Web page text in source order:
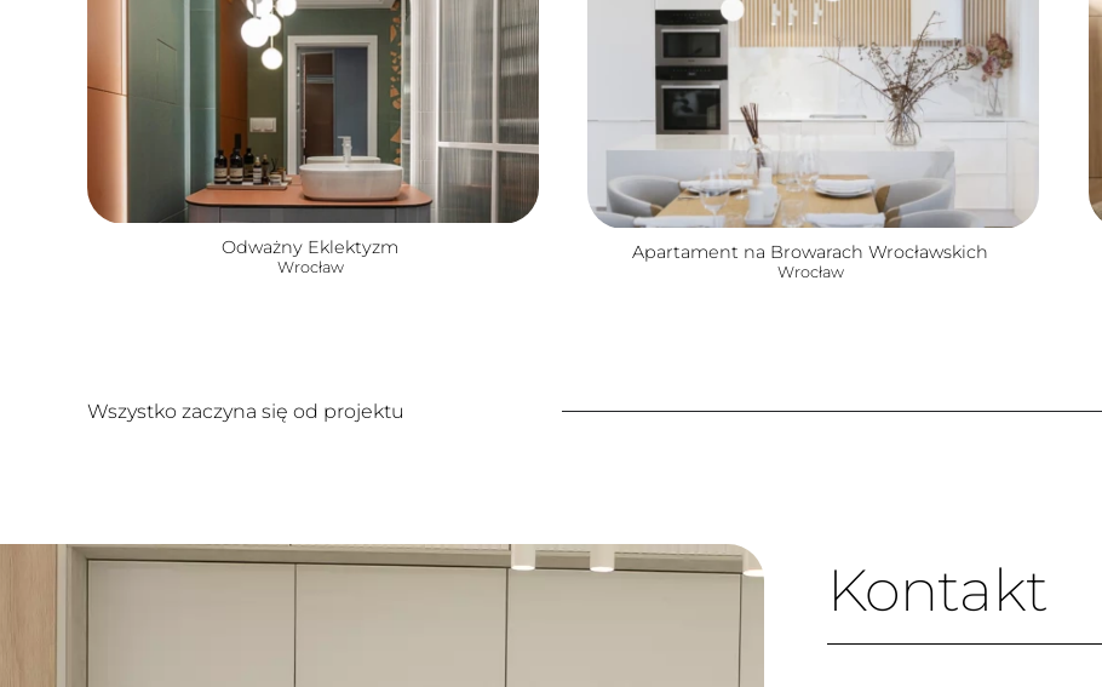
Odważny Eklektyzm
Wrocław
Apartament na Browarach Wrocławskich
Wrocław
Wszystko zaczyna się od projektu
Kontakt